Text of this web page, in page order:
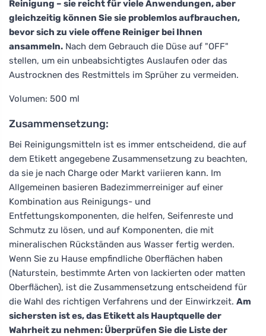
Reinigung – sie reicht für viele Anwendungen, aber
gleichzeitig können Sie sie problemlos aufbrauchen,
bevor sich zu viele offene Reiniger bei Ihnen
ansammeln. Nach dem Gebrauch die Düse auf "OFF"
stellen, um ein unbeabsichtigtes Auslaufen oder das
Austrocknen des Restmittels im Sprüher zu vermeiden.
Volumen: 500 ml
Zusammensetzung:
Bei Reinigungsmitteln ist es immer entscheidend, die auf
dem Etikett angegebene Zusammensetzung zu beachten,
da sie je nach Charge oder Markt variieren kann. Im
Allgemeinen basieren Badezimmerreiniger auf einer
Kombination aus Reinigungs- und
Entfettungskomponenten, die helfen, Seifenreste und
Schmutz zu lösen, und auf Komponenten, die mit
mineralischen Rückständen aus Wasser fertig werden.
Wenn Sie zu Hause empfindliche Oberflächen haben
(Naturstein, bestimmte Arten von lackierten oder matten
Oberflächen), ist die Zusammensetzung entscheidend für
die Wahl des richtigen Verfahrens und der Einwirkzeit. Am
sichersten ist es, das Etikett als Hauptquelle der
Wahrheit zu nehmen: Überprüfen Sie die Liste der